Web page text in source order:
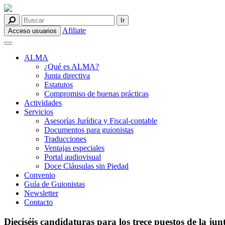
Acceso usuarios Afiliate
ALMA
¿Qué es ALMA?
Junta directiva
Estatutos
Compromiso de buenas prácticas
Actividades
Servicios
Asesorías Jurídica y Fiscal-contable
Documentos para guionistas
Traducciones
Ventajas especiales
Portal audiovisual
Doce Cláusulas sin Piedad
Convenio
Guía de Guionistas
Newsletter
Contacto
Dieciséis candidaturas para los trece puestos de la